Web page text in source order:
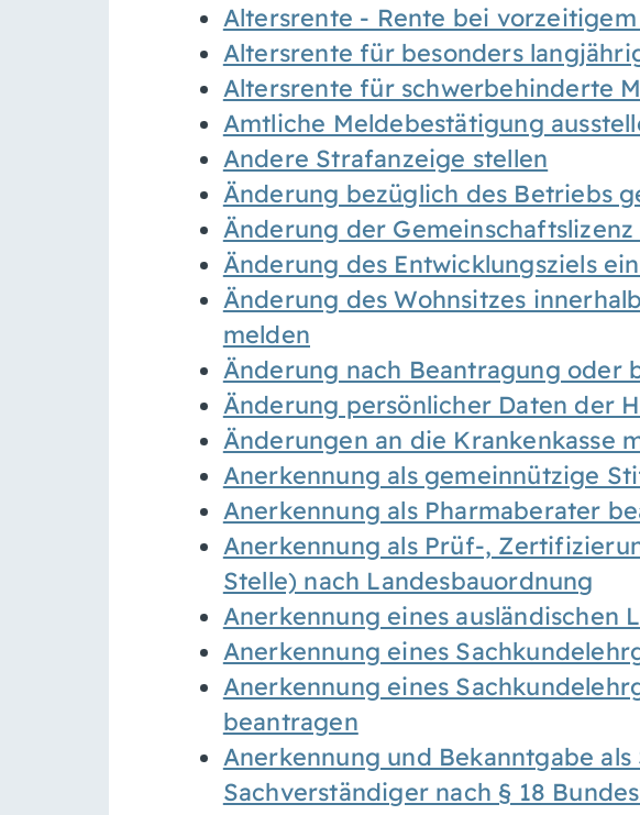
Altersrente - Rente bei
Altersrente für besonders
Altersrente für schwerbehinderte
Amtliche Meldebestätigung
Andere Strafanzeige stellen
Änderung bezüglich des Betriebs
Änderung der
Änderung des Entwicklungsziels
Änderung des Wohnsitzes
melden
Änderung nach Beantragung oder
Änderung persönlicher Daten der
Änderungen an die Krankenkasse
Anerkennung als gemeinnützige
Anerkennung als Pharmaberater
Anerkennung als Prüf-,
Stelle) nach Landesbauordnung
Anerkennung eines ausländischen
Anerkennung eines
Anerkennung eines
beantragen
Anerkennung und Bekanntgabe
Sachverständiger nach § 18